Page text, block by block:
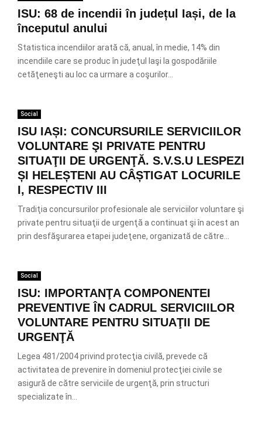
ISU: 68 de incendii în județul Iași, de la
începutul anului
Statistica incendiilor arată că, anual, în medie, 14% din
incendiile care se produc în judeţul Iaşi la gospodăriile
cetăţeneşti au loc ca urmare a coşurilor...
Social
ISU IAȘI: CONCURSURILE SERVICIILOR
VOLUNTARE ŞI PRIVATE PENTRU
SITUAŢII DE URGENŢĂ. S.V.S.U LESPEZI
ȘI HELEȘTENI AU CÂȘTIGAT LOCURILE
I, RESPECTIV III
Tradiţia concursurilor profesionale ale serviciilor voluntare şi
private pentru situaţii de urgenţă a continuat şi în acest an
prin desfăşurarea etapei judeţene, organizată de către...
Social
ISU: IMPORTANŢA COMPONENTEI
PREVENTIVE ÎN CADRUL SERVICIILOR
VOLUNTARE PENTRU SITUAŢII DE
URGENŢĂ
Legea 481/2004 privind protecţia civilă, prevede că
activitatea de prevenire în domeniul protecţiei civile se
asigură de către serviciile de urgenţă, prin structuri
specializate în...